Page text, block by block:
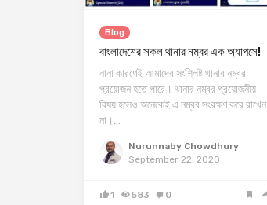
Blog
বাংলাদেশের সকল থানার নম্বর এক অ্যাপসে!
নানা কারণেই আমাদের সংশ্লিষ্ট থানার নম্বর
প্রয়োজন হতে পারে। থানার নম্বর প্রয়োজনীয়
বিষয় হলেও অনেকেই এ নম্বর সংরক্ষণ করে রাখেন
না।…
Nurunnaby Chowdhury
September 22, 2020
1 583 0